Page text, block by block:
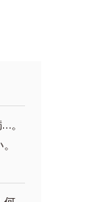
。